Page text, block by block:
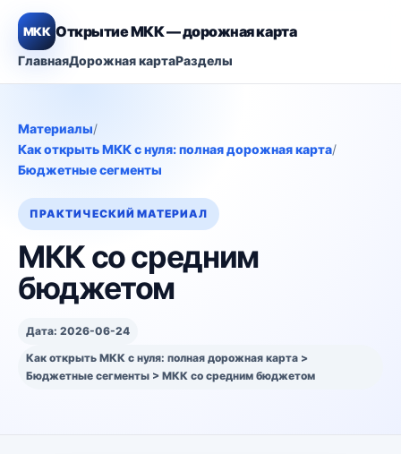
МКК Открытие МКК — дорожная карта
ГлавнаяДорожная картаРазделы
Материалы/
Как открыть МКК с нуля: полная дорожная карта/
Бюджетные сегменты
ПРАКТИЧЕСКИЙ МАТЕРИАЛ
МКК со средним
бюджетом
Дата: 2026-06-24
Как открыть МКК с нуля: полная дорожная карта >
Бюджетные сегменты > МКК со средним бюджетом